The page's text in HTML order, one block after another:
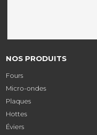
NOS PRODUITS
Fours
Micro-ondes
Plaques
Hottes
Éviers